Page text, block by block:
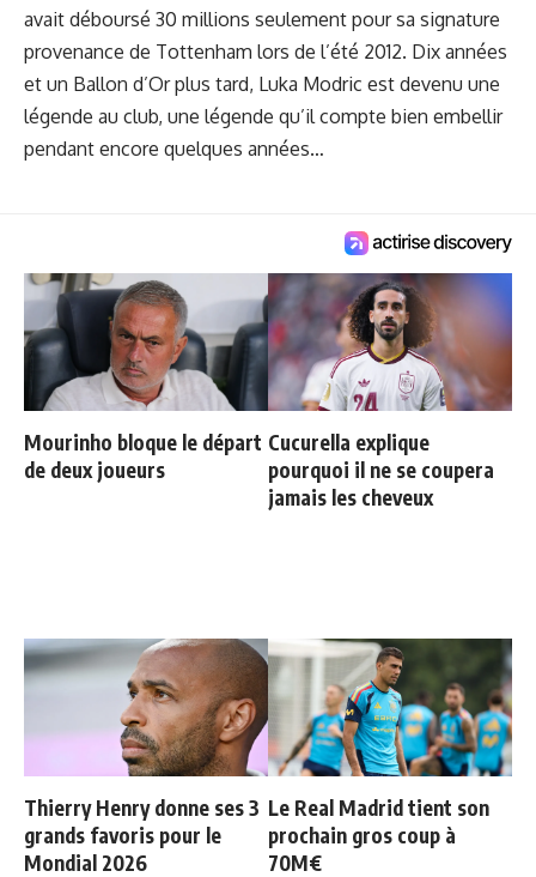
avait déboursé 30 millions seulement pour sa signature
provenance de Tottenham lors de l’été 2012. Dix années
et un Ballon d’Or plus tard, Luka Modric est devenu une
légende au club, une légende qu’il compte bien embellir
pendant encore quelques années…
Mourinho bloque le départ
de deux joueurs
Cucurella explique
pourquoi il ne se coupera
jamais les cheveux
Thierry Henry donne ses 3
grands favoris pour le
Mondial 2026
Le Real Madrid tient son
prochain gros coup à
70M€